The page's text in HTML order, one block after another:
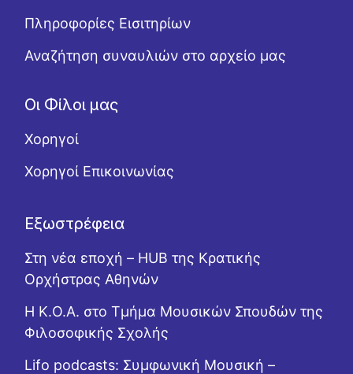
Πληροφορίες Εισιτηρίων
Αναζήτηση συναυλιών στο αρχείο μας
Οι Φίλοι μας
Χορηγοί
Χορηγοί Επικοινωνίας
Εξωστρέφεια
Στη νέα εποχή – HUB της Κρατικής
Ορχήστρας Αθηνών
Η Κ.Ο.Α. στο Τμήμα Μουσικών Σπουδών της
Φιλοσοφικής Σχολής
Lifo podcasts: Συμφωνική Μουσική –